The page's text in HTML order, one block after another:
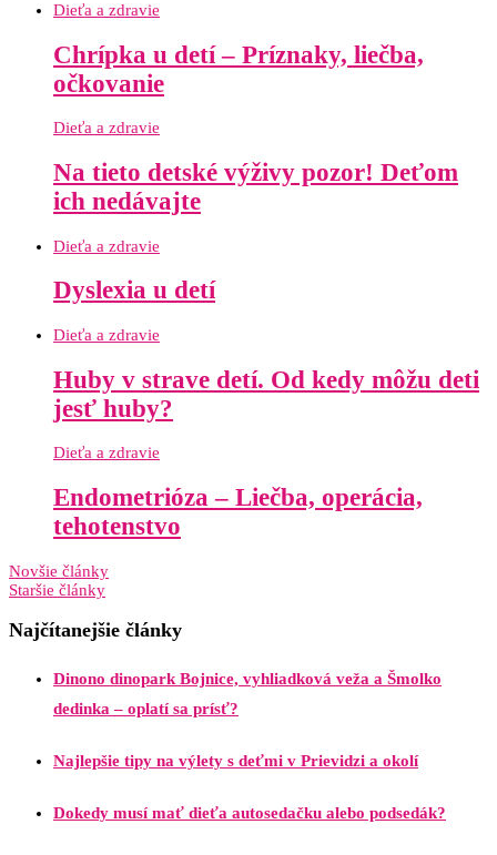
Dieťa a zdravie
Chrípka u detí – Príznaky, liečba,
očkovanie
Dieťa a zdravie
Na tieto detské výživy pozor! Deťom
ich nedávajte
Dieťa a zdravie
Dyslexia u detí
Dieťa a zdravie
Huby v strave detí. Od kedy môžu deti
jesť huby?
Dieťa a zdravie
Endometrióza – Liečba, operácia,
tehotenstvo
Novšie články
Staršie články
Najčítanejšie články
Dinono dinopark Bojnice, vyhliadková veža a Šmolko
dedinka – oplatí sa prísť?
Najlepšie tipy na výlety s deťmi v Prievidzi a okolí
Dokedy musí mať dieťa autosedačku alebo podsedák?